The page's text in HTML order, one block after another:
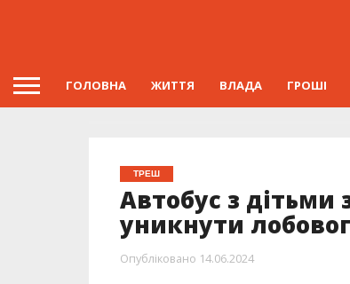
ГОЛОВНА ЖИТТЯ ВЛАДА ГРОШІ
ТРЕШ
Автобус з дітьми
уникнути
Опубліковано 14.06.2024